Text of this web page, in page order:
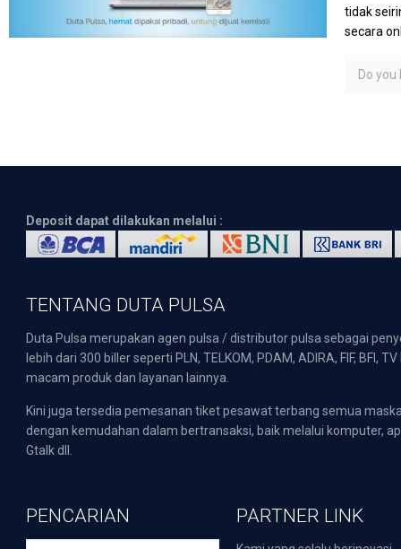
tidak
secara
Do you
Deposit dapat dilakukan melalui :
TENTANG DUTA PULSA
Duta Pulsa merupakan agen pulsa / distributor pulsa sebagai
lebih dari 300 biller seperti PLN, TELKOM, PDAM, ADIRA, FIF,
macam produk dan layanan lainnya.
Kini juga tersedia pemesanan tiket pesawat terbang semua
dengan kemudahan dalam bertransaksi, baik melalui komputer,
Gtalk dll.
PENCARIAN PARTNER LINK